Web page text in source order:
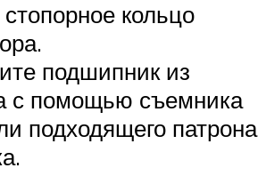
кольцо
подшипник из
с помощью съемника
подходящего патрона